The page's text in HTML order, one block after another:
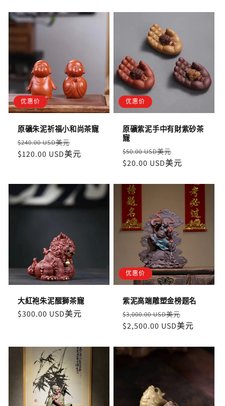
优惠价
原礦朱泥祈福小和尚茶寵
定
價
$240.00 USD美元
價
$120.00 USD美元
优惠价
原礦紫泥手中有財紫砂茶
寵
定
價
$50.00 USD美元
價
$20.00 USD美元
大紅袍朱泥醒獅茶寵
定
$300.00 USD美元
优惠价
紫泥高端雕塑金榜题名
定
價
$3,000.00 USD美元
價
$2,500.00 USD美元